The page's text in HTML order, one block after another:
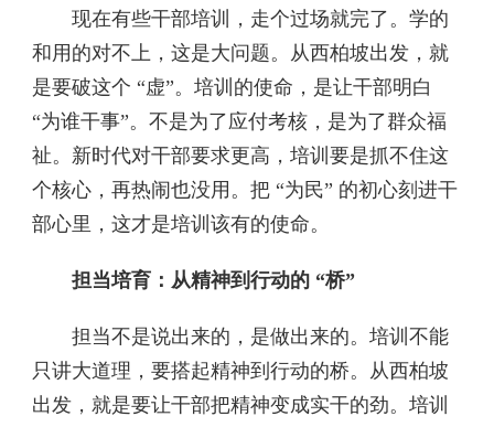
现在有些干部培训，走个过场就完了。学的
和用的对不上，这是大问题。从西柏坡出发，就
是要破这个 “虚”。培训的使命，是让干部明白
“为谁干事”。不是为了应付考核，是为了群众福
祉。新时代对干部要求更高，培训要是抓不住这
个核心，再热闹也没用。把 “为民” 的初心刻进干
部心里，这才是培训该有的使命。​
担当培育：从精神到行动的 “桥”​
担当不是说出来的，是做出来的。培训不能
只讲大道理，要搭起精神到行动的桥。从西柏坡
出发，就是要让干部把精神变成实干的劲。培训